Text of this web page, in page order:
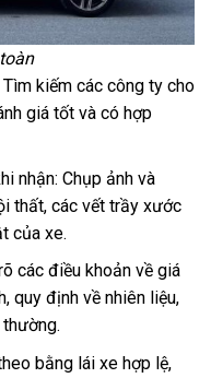
kiếm các công ty cho
giá tốt và có hợp
nhận: Chụp ảnh và
thất, các vết trầy xước
của xe.
các điều khoản về giá
quy định về nhiên liệu,
bằng lái xe hợp lệ,